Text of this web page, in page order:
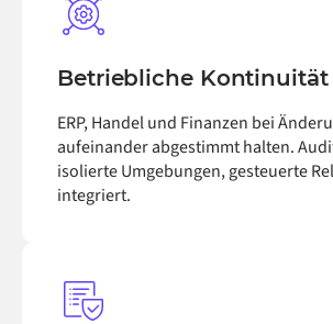
Betriebliche Kontinuität
ERP, Handel und Finanzen bei
aufeinander abgestimmt halten.
isolierte Umgebungen, gesteuerte
integriert.